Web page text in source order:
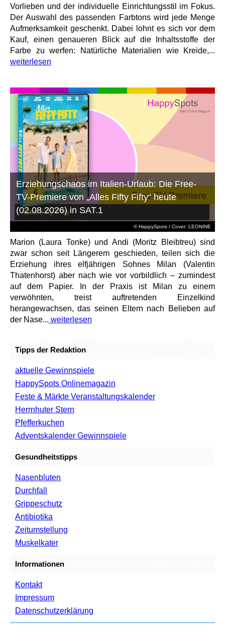
Vorlieben und der individuelle Einrichtungsstil im Fokus.
Der Auswahl des passenden Farbtons wird jede Menge
Aufmerksamkeit geschenkt. Dabei lohnt es sich vor dem
Kauf, einen genaueren Blick auf die Inhaltsstoffe der
Farbe zu werfen: Natürliche Materialien wie Kreide,...
weiterlesen
© HappySpots / Cover: LEONINE
Erziehungschaos im Italien-Urlaub: Die Free-
TV-Premiere von „Alles Fifty Fifty“ heute
(02.08.2026) in SAT.1
Marion (Laura Tonke) und Andi (Moritz Bleibtreu) sind
zwar schon seit Längerem geschieden, teilen sich die
Erziehung ihres elfjährigen Sohnes Milan (Valentin
Thatenhorst) aber nach wie vor vorbildlich – zumindest
auf dem Papier. In der Praxis ist Milan zu einem
verwöhnten, treist auftretenden Einzelkind
herangewachsen, das seinen Eltern nach Belieben auf
der Nase... weiterlesen
Tipps der Redaktion
aktuelle Gewinnspiele
HappySpots Onlinemagazin
Feste & Märkte Veranstaltungskalender
Herrnhuter Stern
Pfefferkuchen
Adventskalender Gewinnspiele
Gesundheitstipps
Nasenbluten
Durchfall
Grippeschutz
Antibiotika
Zeitumstellung
Muskelkater
Informationen
Kontakt
Impressum
Datenschutzerklärung